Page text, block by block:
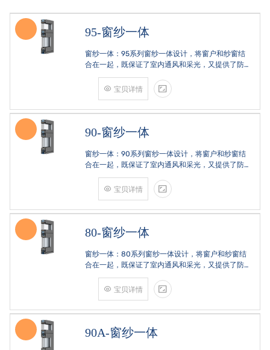
95-窗纱一体
窗纱一体：95系列窗纱一体设计，将窗户和纱窗结
合在一起，既保证了室内通风和采光，又提供了防
料，坚固耐用，具有良好的耐腐蚀性和抗风压性。
双层玻璃：可能配备双层中空玻璃，提高隔音隔热
效果。纱网：内置纱网
宝贝详情
90-窗纱一体
窗纱一体：90系列窗纱一体设计，将窗户和纱窗结
合在一起，既保证了室内通风和采光，又提供了防
料，坚固耐用，具有良好的耐腐蚀性和抗风压性。
双层玻璃：可能配备双层中空玻璃，提高隔音隔热
效果。纱网：内置纱网
宝贝详情
80-窗纱一体
窗纱一体：80系列窗纱一体设计，将窗户和纱窗结
合在一起，既保证了室内通风和采光，又提供了防
料，坚固耐用，具有良好的耐腐蚀性和抗风压性。
双层玻璃：可能配备双层中空玻璃，提高隔音隔热
效果。纱网：内置纱网
宝贝详情
90A-窗纱一体